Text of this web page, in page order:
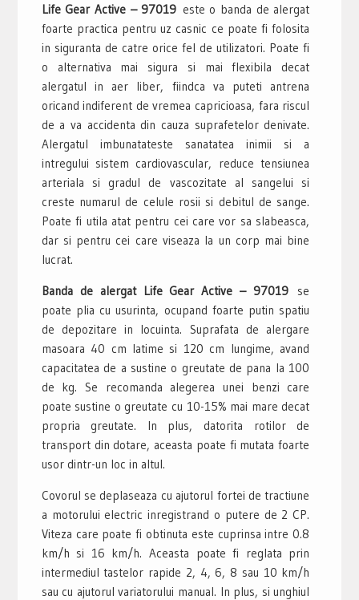
Life Gear Active – 97019 este o banda de alergat
foarte practica pentru uz casnic ce poate fi folosita
in siguranta de catre orice fel de utilizatori. Poate fi
o alternativa mai sigura si mai flexibila decat
alergatul in aer liber, fiindca va puteti antrena
oricand indiferent de vremea capricioasa, fara riscul
de a va accidenta din cauza suprafetelor denivate.
Alergatul imbunatateste sanatatea inimii si a
intregului sistem cardiovascular, reduce tensiunea
arteriala si gradul de vascozitate al sangelui si
creste numarul de celule rosii si debitul de sange.
Poate fi utila atat pentru cei care vor sa slabeasca,
dar si pentru cei care viseaza la un corp mai bine
lucrat.
Banda de alergat Life Gear Active – 97019 se
poate plia cu usurinta, ocupand foarte putin spatiu
de depozitare in locuinta. Suprafata de alergare
masoara 40 cm latime si 120 cm lungime, avand
capacitatea de a sustine o greutate de pana la 100
de kg. Se recomanda alegerea unei benzi care
poate sustine o greutate cu 10-15% mai mare decat
propria greutate. In plus, datorita rotilor de
transport din dotare, aceasta poate fi mutata foarte
usor dintr-un loc in altul.
Covorul se deplaseaza cu ajutorul fortei de tractiune
a motorului electric inregistrand o putere de 2 CP.
Viteza care poate fi obtinuta este cuprinsa intre 0.8
km/h si 16 km/h. Aceasta poate fi reglata prin
intermediul tastelor rapide 2, 4, 6, 8 sau 10 km/h
sau cu ajutorul variatorului manual. In plus, si unghiul